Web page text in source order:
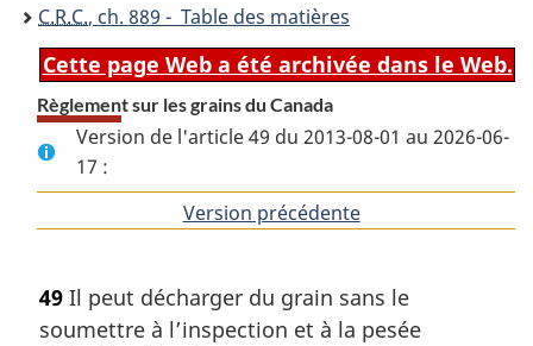
C.R.C., ch. 889 - Table des matières
Cette page Web a été archivée dans le Web.
Règlement sur les grains du Canada
Version de l'article 49 du 2013-08-01 au 2026-06-
17 :
Version précédentede
49 Il peut décharger du grain sans le
soumettre à l’inspection et à la pesée